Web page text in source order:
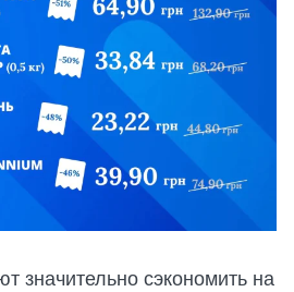
значительно сэкономить на